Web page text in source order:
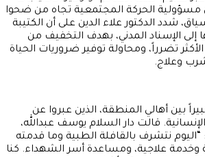
مسؤولية الحركة المجتمعية تجاه من ضحوا
شدد الدكتور علاء الدين على أن الكتيبة
إلى الإسناد المدني، بهدف التخفيف من
تضرراً، ومحاولة توفير ضروريات الحياة
وعلاج.
بين أهالي المنطقة، الذين عبروا عن
قالت دار السلام يوسف عبدالله،
نتشرف بالقافلة الطبية وما قدمته
علاجية، ومساعدة أسر الشهداء. كنا